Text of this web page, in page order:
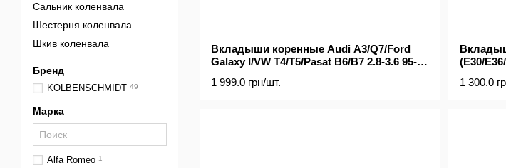
Вкладыши коренные Audi A3/Q7/Ford
Galaxy I/VW T4/T5/Pasat B6/B7 2.8-3.6 95-
1 999.0 грн/шт.
(E30/
1 300.0
Сальник коленвала
Шестерня коленвала
Шкив коленвала
Бренд
KOLBENSCHMIDT 49
Марка
Alfa Romeo 1